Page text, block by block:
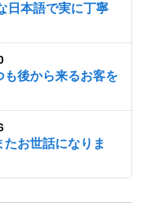
日本語で実に丁寧
も後から来るお客を
お世話になりま